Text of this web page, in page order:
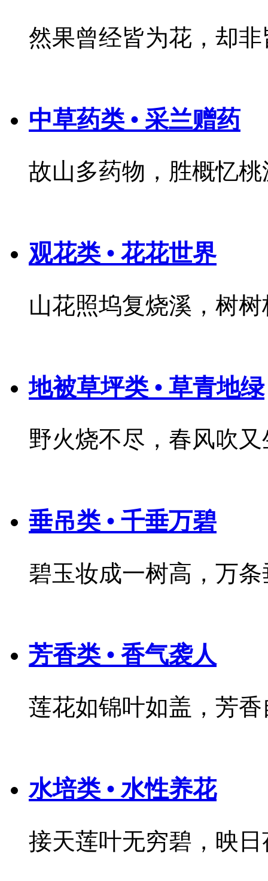
然果曾经皆为花，却
中草药类 • 采兰赠药
故山多药物，胜概忆桃
观花类 • 花花世界
山花照坞复烧溪，树
地被草坪类 • 草青地绿
野火烧不尽，春风吹又
垂吊类 • 千垂万碧
碧玉妆成一树高，万
芳香类 • 香气袭人
莲花如锦叶如盖，芳
水培类 • 水性养花
接天莲叶无穷碧，映